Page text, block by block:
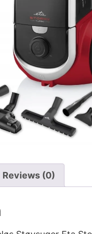
Reviews (0)